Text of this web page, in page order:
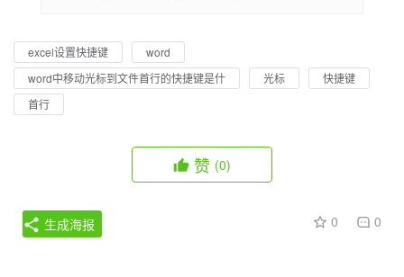
excel设置快捷键
word
word中移动光标到文件首行的快捷键是什
光标
快捷键
首行
赞 (0)
0 0
生成海报